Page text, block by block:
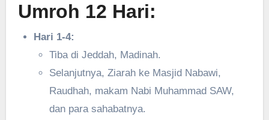
Umroh 12 Hari:
Hari 1-4:
Tiba di Jeddah, Madinah.
Selanjutnya, Ziarah ke Masjid Nabawi,
Raudhah, makam Nabi Muhammad SAW,
dan para sahabatnya.